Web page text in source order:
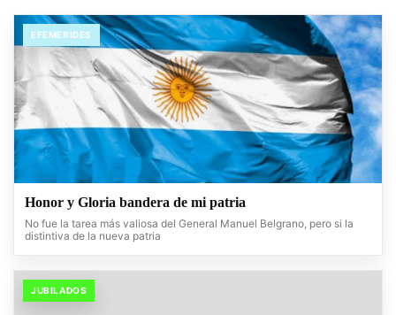
EFEMERIDES
Honor y Gloria bandera de mi patria
No fue la tarea más valiosa del General Manuel Belgrano, pero si la
distintiva de la nueva patria
JUBILADOS